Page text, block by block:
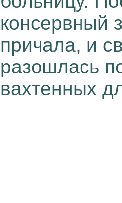
консервный
причала, и
разошлась
вахтенных